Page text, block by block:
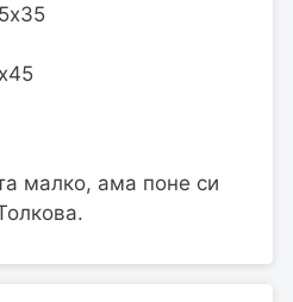
малко, ама поне си